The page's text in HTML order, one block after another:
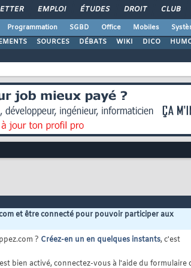
EMPLOI ÉTUDES DROIT CLUB
Programmation SGBD Office Mobiles
SOURCES DÉBATS WIKI DICO
et être connecté pour pouvoir participer aux
? Créez-en un en quelques instants, c'est
bien activé, connectez-vous à l'aide du formulaire